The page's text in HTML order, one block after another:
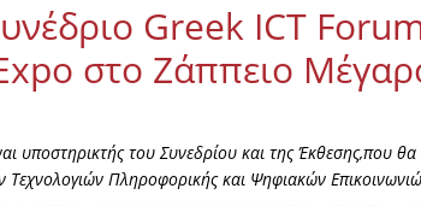
Greek ICT
στο Ζάππειο
υποστηρικτής του Συνεδρίου και της Έκθεσης,που θα
Τεχνολογιών Πληροφορικής και Ψηφιακών